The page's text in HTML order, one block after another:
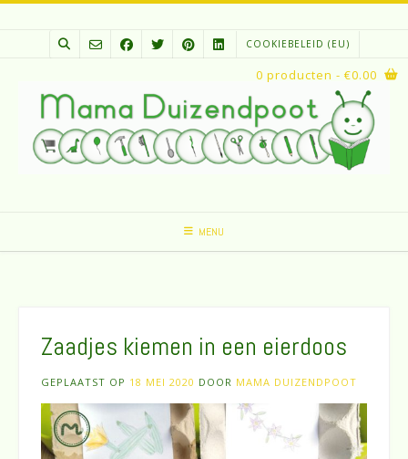
Spring
COOKIEBELEID (EU)
MENU
0 producten - €0.00
Zaadjes kiemen in een eierdoos
GEPLAATST OP 18 MEI 2020 DOOR MAMA DUIZENDPOOT